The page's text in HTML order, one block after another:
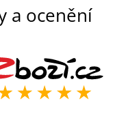
a ocenění